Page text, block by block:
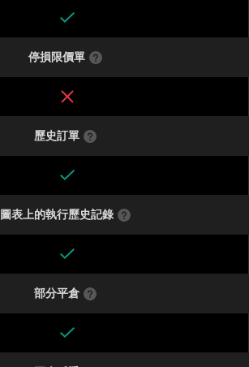
停損限價單
歷史訂單
圖表上的執行歷史記錄
部分平倉